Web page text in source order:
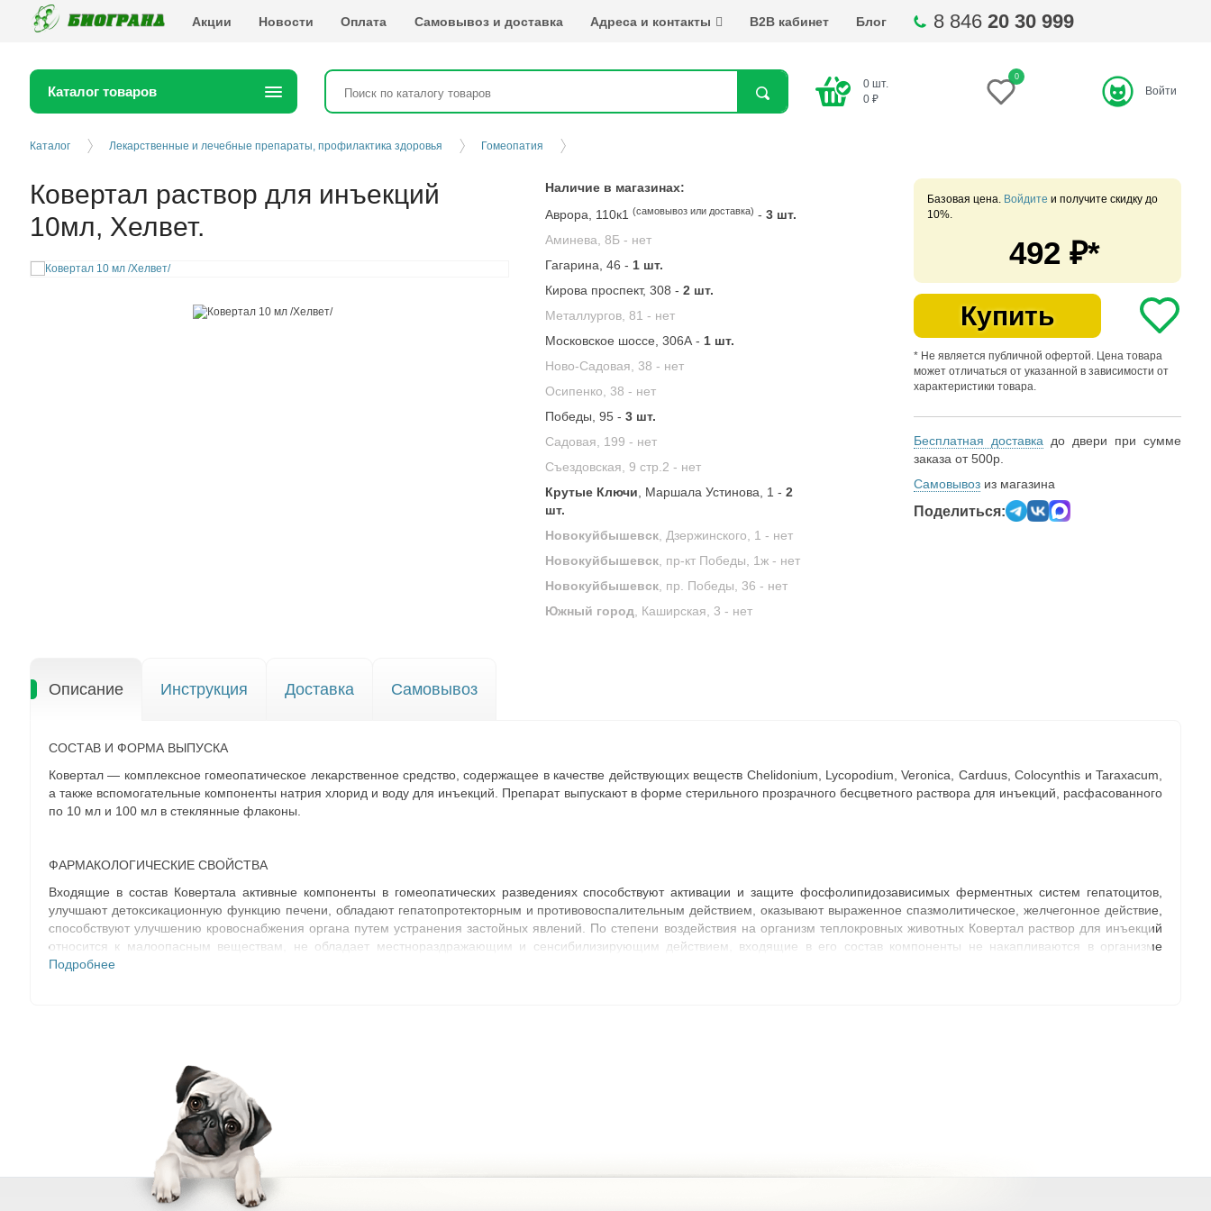
Акции Новости Оплата Самовывоз и доставка Адреса и контакты B2B кабинет Блог 8 846 20 30 999
Каталог товаров Найти
0 шт.
0 ₽
0
Войти
Каталог Лекарственные и лечебные препараты, профилактика здоровья Гомеопатия
Ковертал раствор для инъекций
10мл, Хелвет.
Наличие в магазинах:
Аврора, 110к1(самовывоз или доставка) -3 шт.
Аминева, 8Б - нет
Гагарина, 46 - 1 шт.
Кирова проспект, 308 -2 шт.
Металлургов, 81 - нет
Московское шоссе, 306А - 1 шт.
Ново-Садовая, 38 - нет
Осипенко, 38 - нет
Победы, 95 -3 шт.
Садовая, 199 - нет
Съездовская, 9 стр.2 - нет
Крутые Ключи , Маршала Устинова, 1 -2
шт.
Новокуйбышевск , Дзержинского, 1 - нет
Новокуйбышевск , пр-кт Победы, 1ж - нет
Новокуйбышевск , пр. Победы, 36 - нет
Южный город , Каширская, 3 - нет
Базовая цена. Войдите и получите скидку до
10%.
492 ₽*
Купить
* Не является публичной офертой. Цена товара
может отличаться от указанной в зависимости от
характеристики товара.
Бесплатная доставка до двери при сумме
заказа от 500р.
Самовывоз из магазина
Поделиться:
Описание Инструкция Доставка Самовывоз
СОСТАВ И ФОРМА ВЫПУСКА
Ковертал — комплексное гомеопатическое лекарственное средство, содержащее в качестве действующих веществ Chelidonium, Lycopodium, Veronica, Carduus, Colocynthis и Taraxacum,
а также вспомогательные компоненты натрия хлорид и воду для инъекций. Препарат выпускают в форме стерильного прозрачного бесцветного раствора для инъекций, расфасованного
по 10 мл и 100 мл в стеклянные флаконы.
ФАРМАКОЛОГИЧЕСКИЕ СВОЙСТВА
Входящие в состав Ковертала активные компоненты в гомеопатических разведениях способствуют активации и защите фосфолипидозависимых ферментных систем гепатоцитов,
улучшают детоксикационную функцию печени, обладают гепатопротекторным и противовоспалительным действием, оказывают выраженное спазмолитическое, желчегонное действие,
способствуют улучшению кровоснабжения органа путем устранения застойных явлений. По степени воздействия на организм теплокровных животных Ковертал раствор для инъекций
относится к малоопасным веществам, не обладает местнораздражающим и сенсибилизирующим действием, входящие в его состав компоненты не накапливаются в организме
животных.
поражениях печени, инфекционных и инвазионных заболеваниях в качестве лекарственного средства сопутствующей терапии.
Подробнее